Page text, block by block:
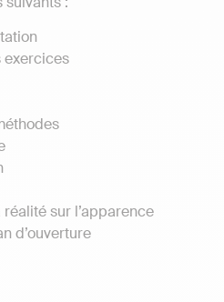
exercices
sur l’apparence
d’ouverture